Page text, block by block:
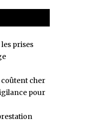
prises
coûtent cher
pour